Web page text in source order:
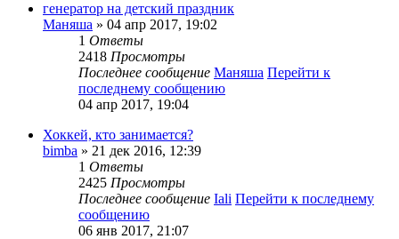
генератор на детский праздник
Маняша » 04 апр 2017, 19:02
1 Ответы
2418 Просмотры
Последнее сообщение Маняша Перейти к
последнему сообщению
04 апр 2017, 19:04
Хоккей, кто занимается?
bimba » 21 дек 2016, 12:39
1 Ответы
2425 Просмотры
Последнее сообщение Iali Перейти к последнему
сообщению
06 янв 2017, 21:07